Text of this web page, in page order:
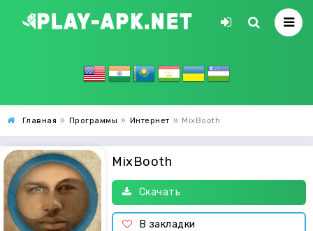
Главная » Программы » Интернет » MixBooth
MixBooth
Скачать
В закладки